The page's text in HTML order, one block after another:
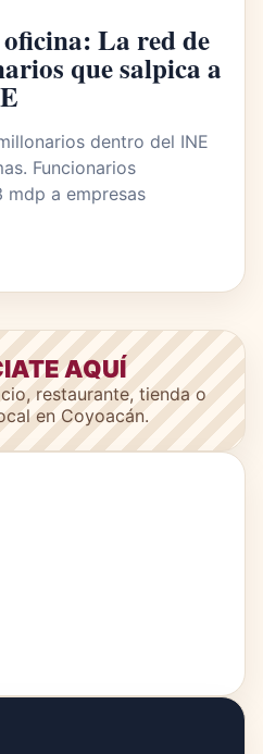
La red de
que salpica a
dentro del INE
Funcionarios
mdp a empresas
AQUÍ
restaurante, tienda o
en Coyoacán.